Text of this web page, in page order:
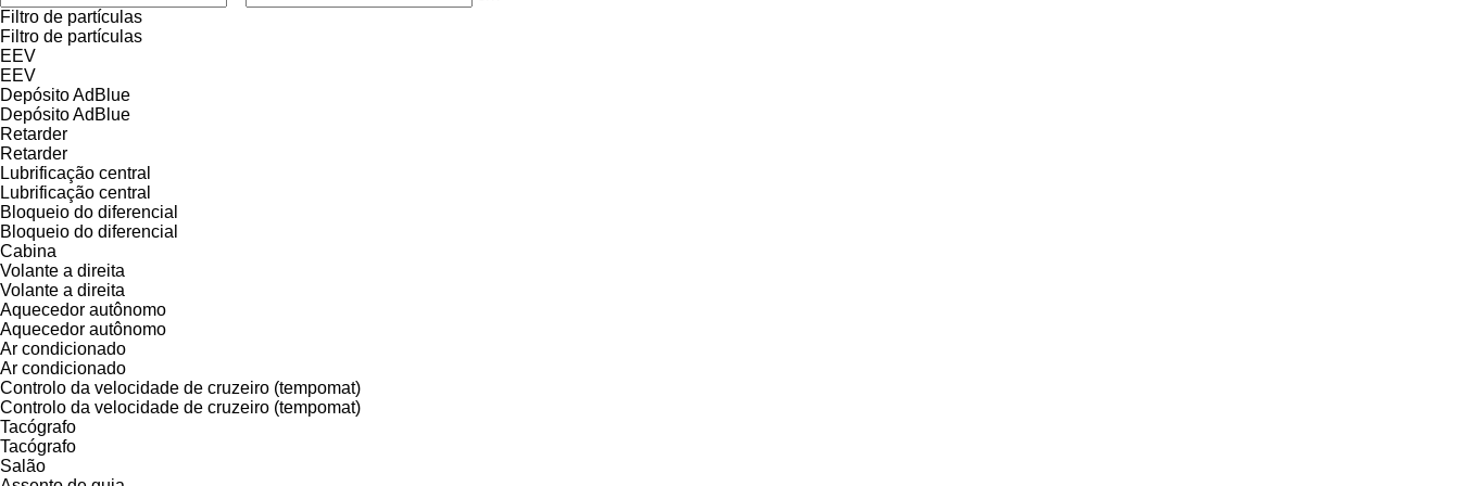
Filtro de partículas
Filtro de partículas
EEV
EEV
Depósito AdBlue
Depósito AdBlue
Retarder
Retarder
Lubrificação central
Lubrificação central
Bloqueio do diferencial
Bloqueio do diferencial
Cabina
Volante a direita
Volante a direita
Aquecedor autônomo
Aquecedor autônomo
Ar condicionado
Ar condicionado
Controlo da velocidade de cruzeiro (tempomat)
Controlo da velocidade de cruzeiro (tempomat)
Tacógrafo
Tacógrafo
Salão